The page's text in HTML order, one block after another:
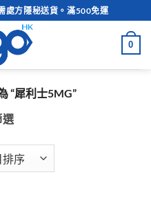
處方隱秘送貨。滿500免運
0
“犀利士5MG”
選